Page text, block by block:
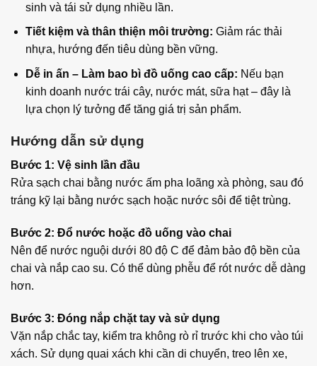
sinh và tái sử dụng nhiều lần.
Tiết kiệm và thân thiện môi trường: Giảm rác thải
nhựa, hướng đến tiêu dùng bền vững.
Dễ in ấn – Làm bao bì đồ uống cao cấp: Nếu bạn
kinh doanh nước trái cây, nước mát, sữa hạt – đây là
lựa chọn lý tưởng để tăng giá trị sản phẩm.
Hướng dẫn sử dụng
Bước 1: Vệ sinh lần đầu
Rửa sạch chai bằng nước ấm pha loãng xà phòng, sau đó
tráng kỹ lại bằng nước sạch hoặc nước sôi để tiệt trùng.
Bước 2: Đổ nước hoặc đồ uống vào chai
Nên để nước nguội dưới 80 độ C để đảm bảo độ bền của
chai và nắp cao su. Có thể dùng phễu để rót nước dễ dàng
hơn.
Bước 3: Đóng nắp chặt tay và sử dụng
Vặn nắp chắc tay, kiểm tra không rò rỉ trước khi cho vào túi
xách. Sử dụng quai xách khi cần di chuyển, treo lên xe,